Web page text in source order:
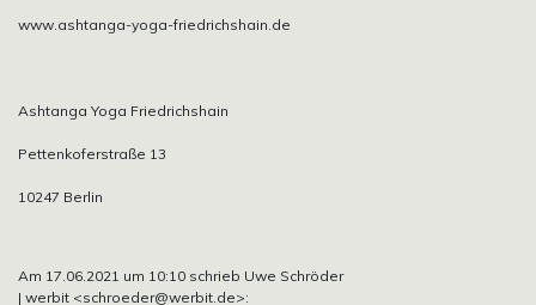
www.ashtanga-yoga-friedrichshain.de
Ashtanga Yoga Friedrichshain
Pettenkoferstraße 13
10247 Berlin
Am 17.06.2021 um 10:10 schrieb Uwe Schröder
| werbit <schroeder@werbit.de>: